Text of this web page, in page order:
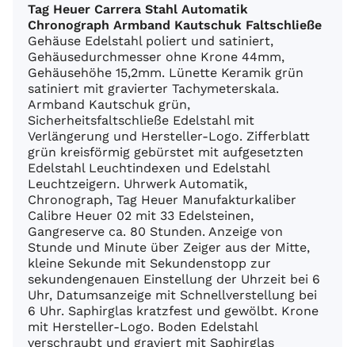
Tag Heuer Carrera Stahl Automatik
Chronograph Armband Kautschuk Faltschließe
Gehäuse Edelstahl poliert und satiniert,
Gehäusedurchmesser ohne Krone 44mm,
Gehäusehöhe 15,2mm. Lünette Keramik grün
satiniert mit gravierter Tachymeterskala.
Armband Kautschuk grün,
Sicherheitsfaltschließe Edelstahl mit
Verlängerung und Hersteller-Logo. Zifferblatt
grün kreisförmig gebürstet mit aufgesetzten
Edelstahl Leuchtindexen und Edelstahl
Leuchtzeigern. Uhrwerk Automatik,
Chronograph, Tag Heuer Manufakturkaliber
Calibre Heuer 02 mit 33 Edelsteinen,
Gangreserve ca. 80 Stunden. Anzeige von
Stunde und Minute über Zeiger aus der Mitte,
kleine Sekunde mit Sekundenstopp zur
sekundengenauen Einstellung der Uhrzeit bei 6
Uhr, Datumsanzeige mit Schnellverstellung bei
6 Uhr. Saphirglas kratzfest und gewölbt. Krone
mit Hersteller-Logo. Boden Edelstahl
verschraubt und graviert mit Saphirglas